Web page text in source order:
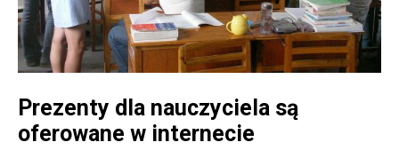
Prezenty dla nauczyciela są
oferowane w internecie